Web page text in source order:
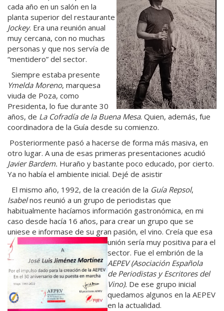
cada año en un salón en la
planta superior del restaurante
Jockey. Era una reunión anual
muy cercana, con no muchas
personas y que nos servía de
“mentidero” del sector.
Siempre estaba presente
Ymelda Moreno, marquesa
viuda de Poza, como
Presidenta, lo fue durante 30
años, de La Cofradía de la Buena Mesa. Quien, además, fue
coordinadora de la Guía desde su comienzo.
Posteriormente pasó a hacerse de forma más masiva, en
otro lugar. A una de esas primeras presentaciones acudió
Javier Bardem. Huraño y bastante poco educado, por cierto.
Ya no había el ambiente inicial. Dejé de asistir
El mismo año, 1992, de la creación de la Guía Repsol,
Isabelnos reunió a un grupo de periodistas que
habitualmente hacíamos información gastronómica, en mi
caso desde hacía 16 años, para crear un grupo que se
uniese e informase de su gran pasión, el vino. Creía que esa
unión sería muy positiva para el
sector. Fue el embrión de la
AEPEV (Asociación Española
de Periodistas y Escritores del
Vino). De ese grupo inicial
quedamos algunos en la AEPEV
en la actualidad.